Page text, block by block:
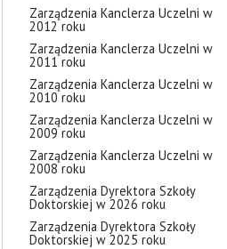
Zarządzenia Kanclerza Uczelni w
2012 roku
Zarządzenia Kanclerza Uczelni w
2011 roku
Zarządzenia Kanclerza Uczelni w
2010 roku
Zarządzenia Kanclerza Uczelni w
2009 roku
Zarządzenia Kanclerza Uczelni w
2008 roku
Zarządzenia Dyrektora Szkoły
Doktorskiej w 2026 roku
Zarządzenia Dyrektora Szkoły
Doktorskiej w 2025 roku